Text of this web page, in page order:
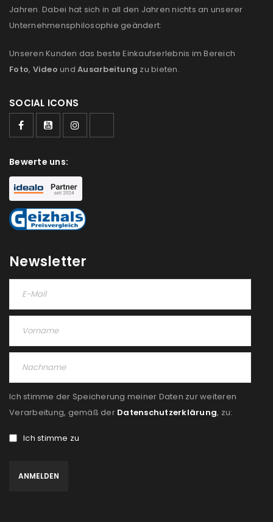
Jahren. Dabei hat sich in all den Jahren nichts an unserer
Unternehmensphilosophie geändert:
Unseren Kunden das beste Einkaufserlebnis im Bereich
Foto, Video und Ausarbeitung zu bieten.
SOCIAL ICONS
Bewerte uns:
Newsletter
Ich stimme der Speicherung meiner Daten zur weiteren
Verarbeitung, gemäß der Datenschutzerklärung, zu:
Ich stimme zu